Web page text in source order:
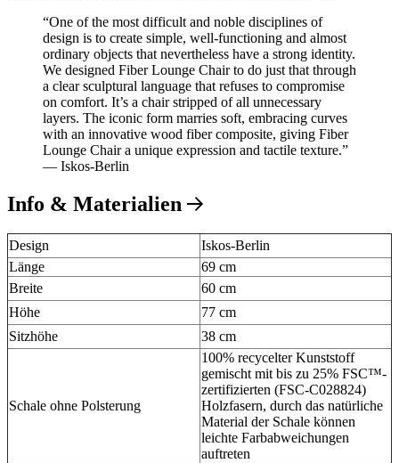
“One of the most difficult and noble disciplines of
design is to create simple, well-functioning and almost
ordinary objects that nevertheless have a strong identity.
We designed Fiber Lounge Chair to do just that through
a clear sculptural language that refuses to compromise
on comfort. It’s a chair stripped of all unnecessary
layers. The iconic form marries soft, embracing curves
with an innovative wood fiber composite, giving Fiber
Lounge Chair a unique expression and tactile texture.”
— Iskos-Berlin
Info & Materialien
Design
Iskos-Berlin
Länge
69 cm
Breite
60 cm
Höhe
77 cm
Sitzhöhe
38 cm
Schale ohne Polsterung
100% recycelter Kunststoff
gemischt mit bis zu 25% FSC™-
zertifizierten (FSC-C028824)
Holzfasern, durch das natürliche
Material der Schale können
leichte Farbabweichungen
auftreten